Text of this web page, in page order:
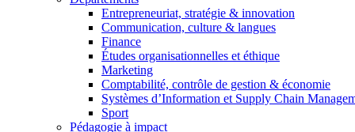
Entrepreneuriat, stratégie & innovation
Communication, culture & langues
Finance
Études organisationnelles et éthique
Marketing
Comptabilité, contrôle de gestion & économie
Systèmes d’Information et Supply Chain
Sport
Pédagogie à impact